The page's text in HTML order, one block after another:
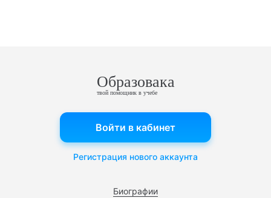
Образовака
твой помощник в учебе
Биографии
Войти в кабинет
Регистрация нового аккаунта